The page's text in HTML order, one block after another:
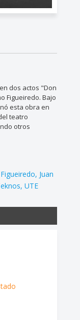
dos actos "Don
Figueiredo. Bajo
esta obra en
teatro
otros
Juan
UTE